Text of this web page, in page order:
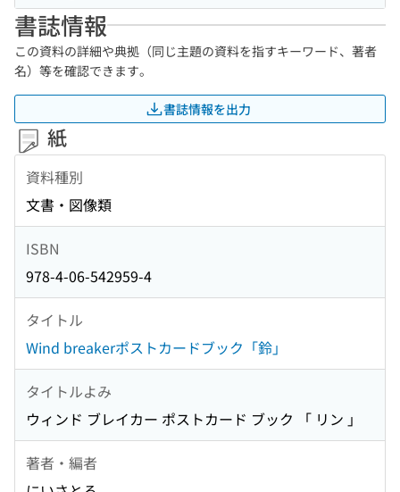
書誌情報
この資料の詳細や典拠（同じ主題の資料を指すキーワード、著者
名）等を確認できます。
書誌情報を出力
紙
資料種別
文書・図像類
ISBN
978-4-06-542959-4
タイトル
Wind breakerポストカードブック「鈴」
タイトルよみ
ウィンド ブレイカー ポストカード ブック 「 リン 」
著者・編者